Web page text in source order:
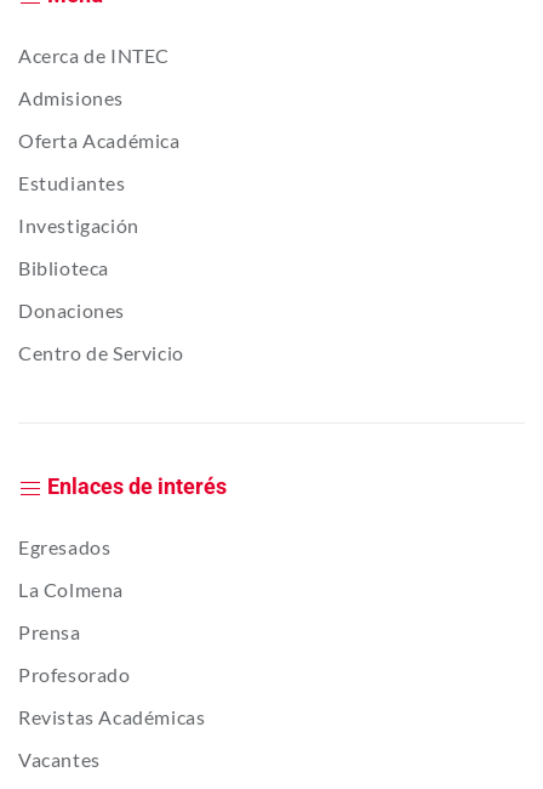
Acerca de INTEC
Admisiones
Oferta Académica
Estudiantes
Investigación
Biblioteca
Donaciones
Centro de Servicio
Enlaces de interés
Egresados
La Colmena
Prensa
Profesorado
Revistas Académicas
Vacantes